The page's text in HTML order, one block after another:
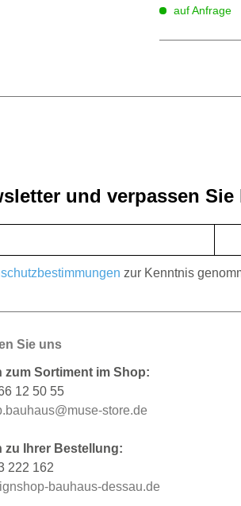
auf Anfrage
und verpassen
zur Kenntnis
Sie uns
zum Sortiment im Shop:
12 50 55
store.de
zu Ihrer Bestellung:
222 162
bauhaus-dessau.de